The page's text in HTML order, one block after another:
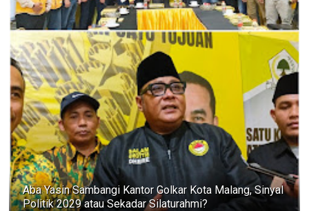
Aba Yasin Sambangi Kantor Golkar Kota Malang, Sinyal
Politik 2029 atau Sekadar Silaturahmi?